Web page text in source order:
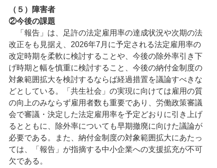
（５）障害者
②今後の課題
「報告」は、足許の法定雇用率の達成状況や次期の法
改正をも見据え、2026年7月に予定される法定雇用率の
改定時期を柔軟に検討することや、今後の除外率引き下
げ時期と幅を慎重に検討すること、今後の納付金制度の
対象範囲拡大を検討するならば経過措置を議論すべきな
どとしている。「共生社会」の実現に向けては雇用の質
の向上のみならず雇用者数も重要であり、労働政策審議
会で審議・決定した法定雇用率を予定どおりに引き上げ
るとともに、除外率についても早期撤廃に向けた議論が
必要である。また、納付金制度の対象範囲拡大にあたっ
ては、「報告」が指摘する中小企業への支援拡充が不可
欠である。